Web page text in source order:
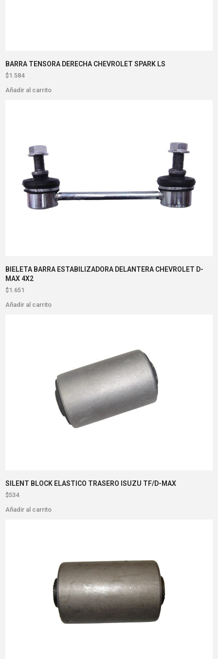
BARRA TENSORA DERECHA CHEVROLET SPARK LS
$1.584
Añadir al carrito
BIELETA BARRA ESTABILIZADORA DELANTERA CHEVROLET D-
MAX 4X2
$1.651
Añadir al carrito
SILENT BLOCK ELASTICO TRASERO ISUZU TF/D-MAX
$534
Añadir al carrito